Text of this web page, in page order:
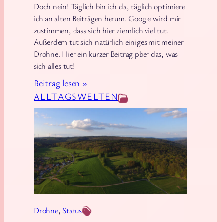
0
1
5
)
ALLTAGSWELTEN
Drohne, Status
Doch nein! Täglich bin ich da, täglich optimiere
ich an alten Beiträgen herum. Google wird mir
zustimmen, dass sich hier ziemlich viel tut.
Außerdem tut sich natürlich einiges mit meiner
Drohne. Hier ein kurzer Beitrag pber das, was
sich alles tut!
Beitrag lesen »:
E
i
n
k
u
r
z
e
L